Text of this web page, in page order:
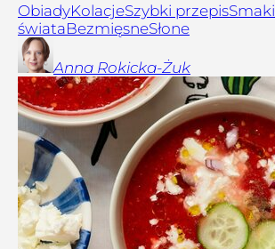
ObiadyKolacjeSzybki przepisSmaki
świataBezmięsneSłone
Anna Rokicka-Żuk